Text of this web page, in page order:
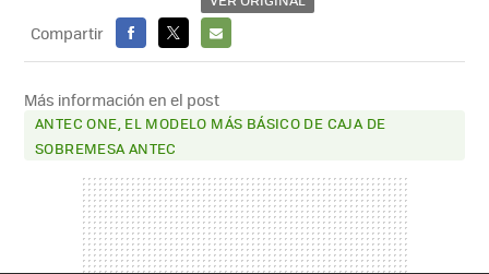
Compartir
FACEBOOK
X
E-
MAIL
Más información en el post
ANTEC ONE, EL MODELO MÁS BÁSICO DE CAJA DE
SOBREMESA ANTEC